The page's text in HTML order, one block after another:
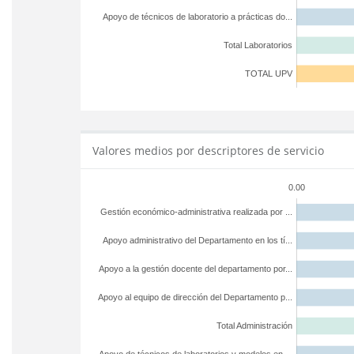
TOTAL UPV
Total Laboratorios
Apoyo de técnicos de laboratorio a prácticas do...
Valores medios por descriptores de servicio
0.00
Total Administración
Apoyo al equipo de dirección del Departamento p...
Apoyo a la gestión docente del departamento por...
Apoyo administrativo del Departamento en los tí...
Gestión económico-administrativa realizada por ...